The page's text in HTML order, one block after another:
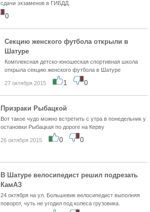
сдачи экзаменов в ГИБДД.
0
Секцию женского футбола открыли в
Шатуре
Комплексная детско-юношеская спортивная школа
открыла секцию женского футбола в Шатуре
27 октября 2015 1 0
Призраки Рыбацкой
Вот такое чудо можно встретить с утра в понедельник у
остановки Рыбацкая по дороге на Керву
26 октября 2015 0 0
В Шатуре велосипедист решил подрезать
КамАЗ
24 октября на ул. Большевик велосипедист выполняя
поворот, чуть не угодил под колеса грузовика.